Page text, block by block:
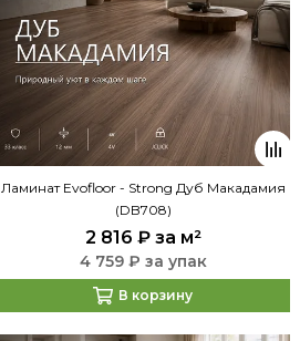
Ламинат Evofloor - Strong Дуб Макадамия
(DB708)
2 816 ₽за м²
4 759 ₽ за упак
В корзину